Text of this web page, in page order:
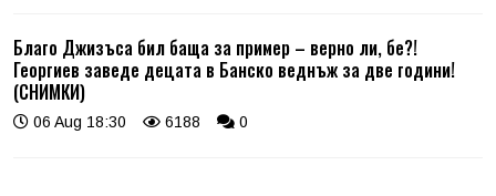
Благо Джизъса бил баща за пример – верно ли, бе?!
Георгиев заведе децата в Банско веднъж за две години!
(СНИМКИ)
06 Aug 18:30 6188 0